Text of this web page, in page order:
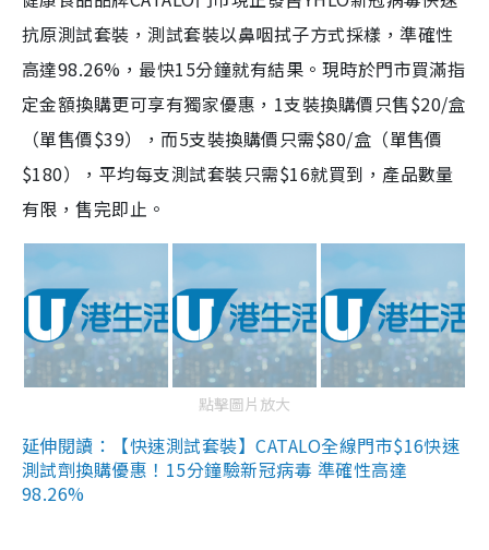
抗原測試套裝，測試套裝以鼻咽拭子方式採樣，準確性
高達98.26%，最快15分鐘就有結果。現時於門市買滿指
定金額換購更可享有獨家優惠，1支裝換購價只售$20/盒
（單售價$39），而5支裝換購價只需$80/盒（單售價
$180），平均每支測試套裝只需$16就買到，產品數量
有限，售完即止。
點擊圖片放大
延伸閱讀：【快速測試套裝】CATALO全線門市$16快速
測試劑換購優惠！15分鐘驗新冠病毒 準確性高達
98.26%